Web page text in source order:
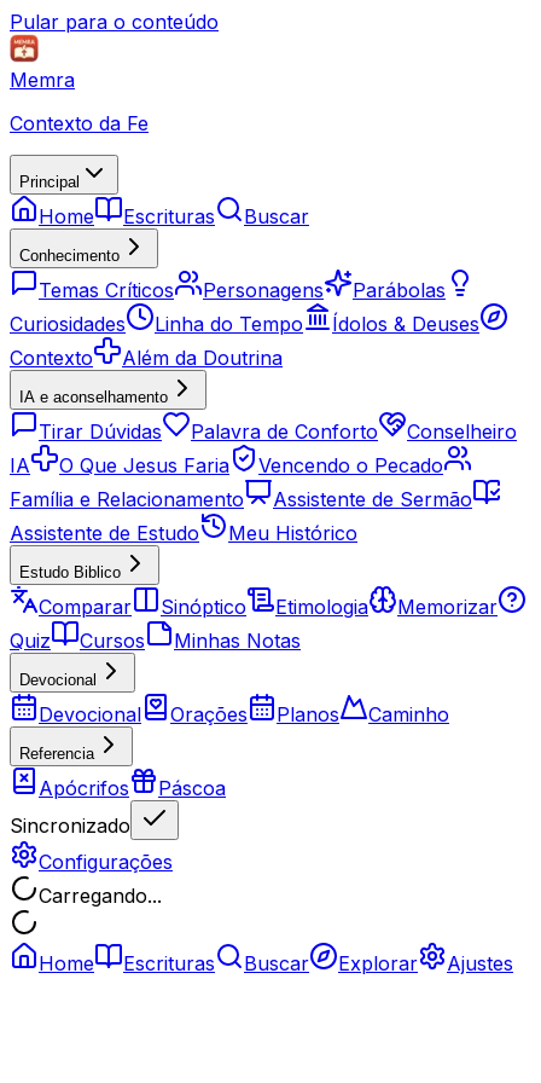
Pular para o conteúdo
Memra
Contexto da Fe
Principal
Home Escrituras Buscar
Conhecimento
Temas Críticos Personagens
Parábolas
Curiosidades
Linha do Tempo
Ídolos & Deuses
Contexto
Além da Doutrina
IA e aconselhamento
Tirar Dúvidas Palavra de Conforto
Conselheiro
IA
O Que Jesus Faria
Vencendo o Pecado
Família e Relacionamento
Assistente de Sermão
Assistente de Estudo
Meu Histórico
Estudo Biblico
Comparar Sinóptico Etimologia
Memorizar
Quiz
Cursos Minhas Notas
Devocional
Devocional Orações Planos Caminho
Referencia
Apócrifos
Páscoa
Sincronizado
Configurações
Carregando...
Home Escrituras Buscar Explorar Ajustes